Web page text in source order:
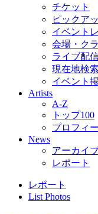
チケット
ピックア
イベント
会場・ク
ライブ配
現在地検索
イベント
Artists
A-Z
トップ100
プロフィ
News
アーカイ
レポート
レポート
List Photos